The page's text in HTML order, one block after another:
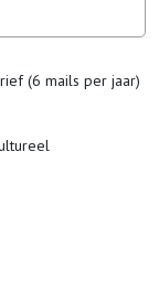
(6 mails per jaar)